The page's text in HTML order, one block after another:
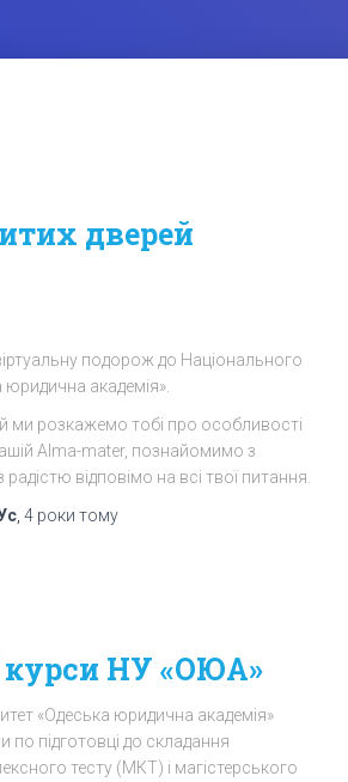
дверей
подорож до Національного
юридична академія».
ми розкажемо тобі про особливості
Alma-mater, познайомимо з
відповімо на всі твої питання.
4 роки тому
курси НУ «ОЮА»
«Одеська юридична академія»
по підготовці до складання
тесту (МКТ) і магістерського